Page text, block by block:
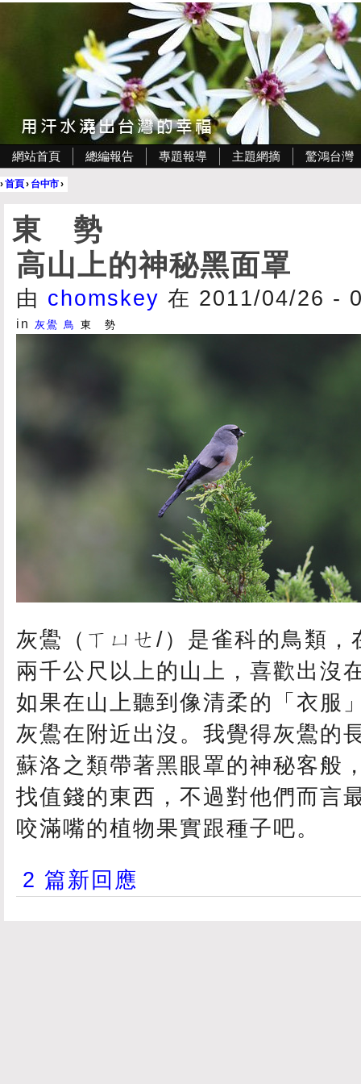
網站首頁 總編報告 專題報導 主題網摘 驚鴻台灣
›首頁› 台中市›
東 勢
高山上的神秘黑面罩
由 chomskey 在 2011/04/26 -
in 灰鷽 鳥 東 勢
灰鷽（ㄒㄩㄝ/）是雀科的鳥類，
兩千公尺以上的山上，喜歡出沒
如果在山上聽到像清柔的「衣服
灰鷽在附近出沒。我覺得灰鷽的
蘇洛之類帶著黑眼罩的神秘客般
找值錢的東西，不過對他們而言
咬滿嘴的植物果實跟種子吧。
2 篇新回應